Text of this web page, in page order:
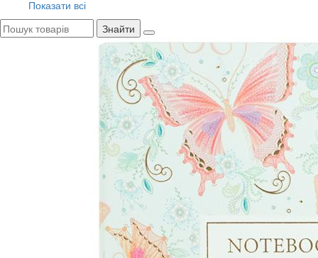
Показати всі
Знайти